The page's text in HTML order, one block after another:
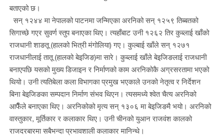
बताएको छ।
सन् १२४४ मा नेपालको पाटनमा जन्मिएका अरनिको सन् १२५९ तिब्बतको
सिगाच्छे गएर सुवर्ण स्तुप बनाएका थिए। त्यहाँबाट उनी १२६२ तिर कुब्लाई खाँको
राजधानी शाङतू (हालको भित्री मंगोलिया) गए। कुल्बाई खाँले सन् १२७१
राजधानीलाई तातू (हालको बेइजिङ)मा सारे। कुब्लाई खाँले बेइजिङलाई राजधानी
बनाएपछि यसको मुख्य डिजाइन र निर्माणको काम अरनिकोकै अग्रसरतामा भएको
थियो। उनी त्यतिबेला कला विभागका प्रमुख भएकाले उनको नेतृत्व र निर्देशन
बिना बेइजिङका सम्पदान निर्माण संभव थिएन। त्यसमध्ये श्वेत चैत्य अरनिको
आफैँले बनाएका थिए। अरनिकोको मृत्य सन् १३०६ मा बेइजिङमै भयो। अरनिको
वास्तुकार, मूर्तिकार र कलाकार थिए। उनी चीनको युआन राजवंश कालको
राजदरबारमा सबैभन्दा प्रभावशाली कलाकार मानिन्थे।